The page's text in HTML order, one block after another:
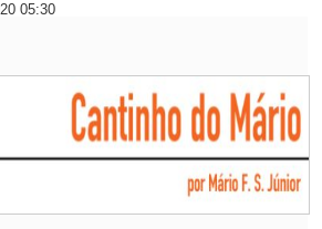
05:30